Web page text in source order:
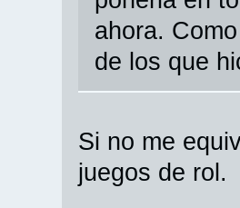
ahora.
de los que
Si no me
juegos de rol.